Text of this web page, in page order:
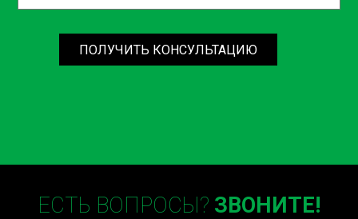
ПОЛУЧИТЬ КОНСУЛЬТАЦИЮ
ЕСТЬ ВОПРОСЫ? ЗВОНИТЕ!